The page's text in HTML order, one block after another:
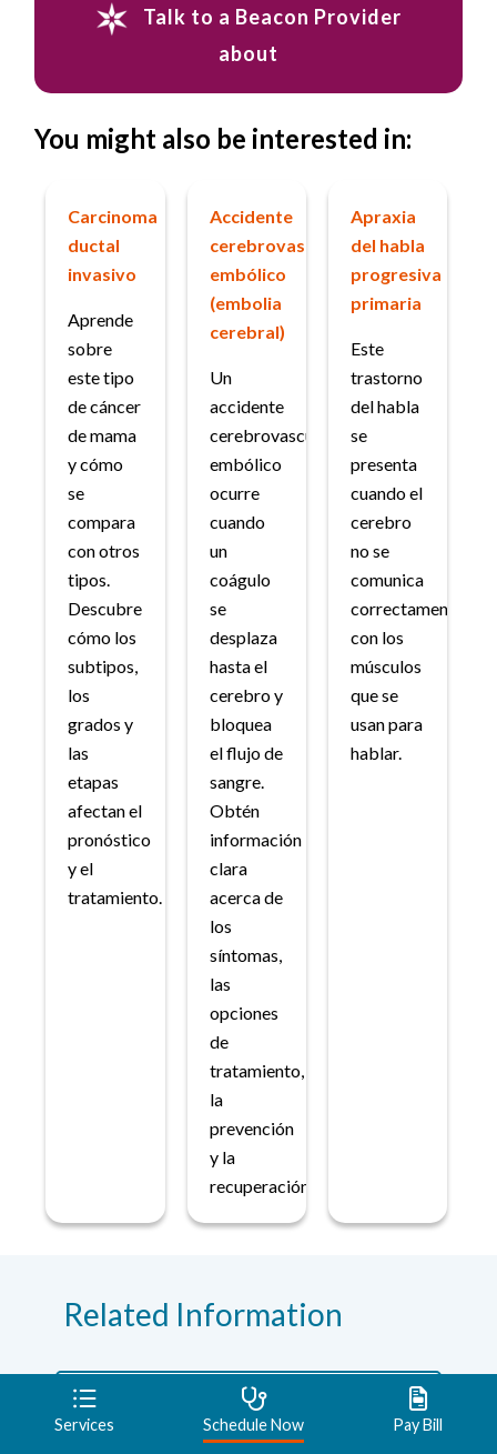
Talk to a Beacon Provider
about
You might also be interested in:
Carcinoma
ductal
invasivo
Aprende
sobre
este tipo
de cáncer
de mama
y cómo
se
compara
con otros
tipos.
Descubre
cómo los
subtipos,
los
grados y
las
etapas
afectan el
pronóstico
y el
tratamiento.
Accidente
cerebrovascular
embólico
(embolia
cerebral)
Un
accidente
cerebrovascular
embólico
ocurre
cuando
un
coágulo
se
desplaza
hasta el
cerebro y
bloquea
el flujo de
sangre.
Obtén
información
clara
acerca de
los
síntomas,
las
opciones
de
tratamiento,
la
prevención
y la
recuperación.
Apraxia
del habla
progresiva
primaria
Este
trastorno
del habla
se
presenta
cuando el
cerebro
no se
comunica
correctamente
con los
músculos
que se
usan para
hablar.
Related Information
MedPoint Urgent Care
Services Schedule Now Pay Bill